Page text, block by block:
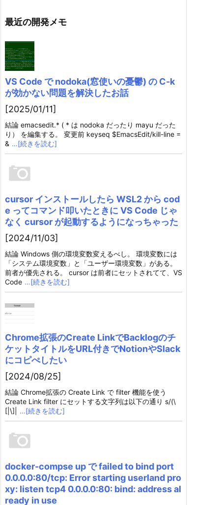
最近の開発メモ
VS Code で nodoka(窓使いの憂鬱) の C-k
が効かない問題を解決したお話
[2025/01/11]
結論 emacsedit.* ( * は nodoka だったり mayu だった
り） を編集する。 変更前 keyseq $EmacsEdit/kill-line =
& …[続きを読む]
cursor インストールしたら WSL2 から cod
e ってコマンド叩いたときに VS Code じゃ
なく cursor が起動するようになっちゃった
[2024/11/03]
結論 Windows 側の環境変数変えるべし。 環境変数には
「システム環境変数」と「ユーザー環境変数」がある。
前者が優先される。 cursor は前者にセットされてて、VS
Code …[続きを読む]
Chrome拡張のCreate LinkでBacklogのチ
ケットタイトルをURL付きでNotionやSlack
にコピぺしたい
[2024/08/25]
結論 Chrome拡張の Create Link で filter 機能を使う
Create Link filter にセットする文字列は以下の通り s/(\
[|\]|
…[続きを読む]
docker-compse up で failed to bind port
0.0.0.0:80/tcp: Error starting userland pro
xy: listen tcp4 0.0.0.0:80: bind: address al
ready in use